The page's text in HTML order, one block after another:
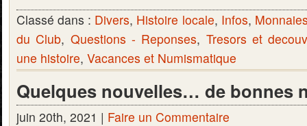
Classé dans : Divers, Histoire locale, Infos,
du Club, Questions - Reponses, Tresors et
une histoire, Vacances et Numismatique
Quelques nouvelles… de bonnes
juin 20th, 2021 | Faire un Commentaire